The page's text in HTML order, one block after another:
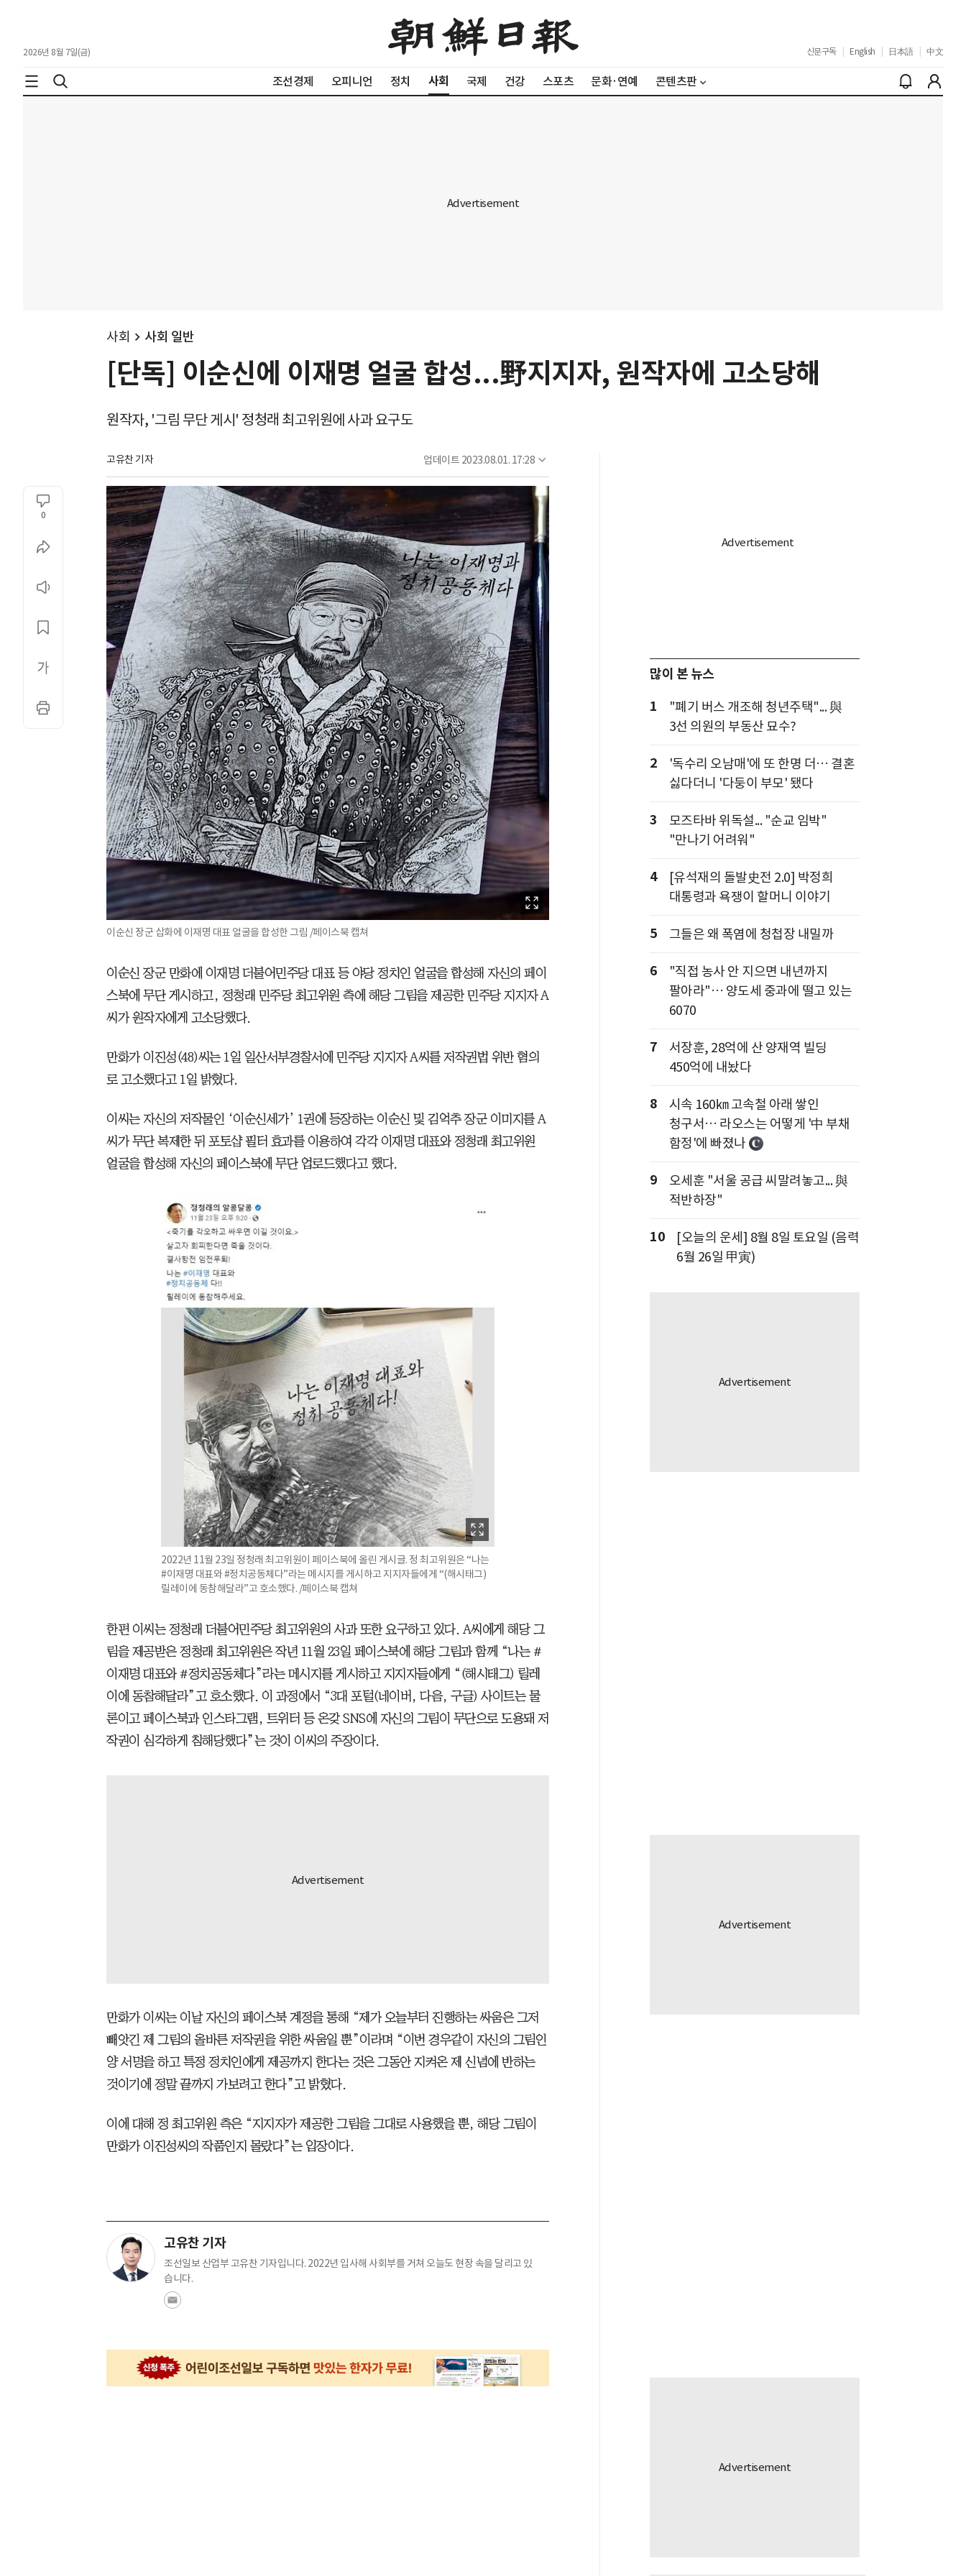
2026년 8월 7일(금) 신문구독 English 日本語 中文
조선경제 오피니언 정치 사회 국제 건강 스포츠 문화·연예 콘텐츠판
사회 사회 일반
[단독] 이순신에 이재명 얼굴 합성...野지지자, 원작자에 고소당해
원작자, '그림 무단 게시' 정청래 최고위원에 사과 요구도
고유찬 기자 업데이트 2023.08.01. 17:28
0
이순신 장군 삽화에 이재명 대표 얼굴을 합성한 그림 /페이스북 캡쳐
이순신 장군 만화에 이재명 더불어민주당 대표 등 야당 정치인 얼굴을 합성해 자신의 페이
스북에 무단 게시하고, 정청래 민주당 최고위원 측에 해당 그림을 제공한 민주당 지지자 A
씨가 원작자에게 고소당했다.
만화가 이진성(48)씨는 1일 일산서부경찰서에 민주당 지지자 A씨를 저작권법 위반 혐의
로 고소했다고 1일 밝혔다.
이씨는 자신의 저작물인 ‘이순신세가’ 1권에 등장하는 이순신 및 김억추 장군 이미지를 A
씨가 무단 복제한 뒤 포토샵 필터 효과를 이용하여 각각 이재명 대표와 정청래 최고위원
얼굴을 합성해 자신의 페이스북에 무단 업로드했다고 했다.
2022년 11월 23일 정청래 최고위원이 페이스북에 올린 게시글. 정 최고위원은 “나는
#이재명 대표와 #정치공동체다”라는 메시지를 게시하고 지지자들에게 “(해시태그)
릴레이에 동참해달라”고 호소했다. /페이스북 캡쳐
한편 이씨는 정청래 더불어민주당 최고위원의 사과 또한 요구하고 있다. A씨에게 해당 그
림을 제공받은 정청래 최고위원은 작년 11월 23일 페이스북에 해당 그림과 함께 “나는 #
이재명 대표와 #정치공동체다”라는 메시지를 게시하고 지지자들에게 “(해시태그) 릴레
이에 동참해달라”고 호소했다. 이 과정에서 “3대 포털(네이버, 다음, 구글) 사이트는 물
론이고 페이스북과 인스타그램, 트위터 등 온갖 SNS에 자신의 그림이 무단으로 도용돼 저
작권이 심각하게 침해당했다”는 것이 이씨의 주장이다.
만화가 이씨는 이날 자신의 페이스북 계정을 통해 “제가 오늘부터 진행하는 싸움은 그저
빼앗긴 제 그림의 올바른 저작권을 위한 싸움일 뿐”이라며 “이번 경우같이 자신의 그림인
양 서명을 하고 특정 정치인에게 제공까지 한다는 것은 그동안 지켜온 제 신념에 반하는
것이기에 정말 끝까지 가보려고 한다”고 밝혔다.
이에 대해 정 최고위원 측은 “지지자가 제공한 그림을 그대로 사용했을 뿐, 해당 그림이
만화가 이진성씨의 작품인지 몰랐다”는 입장이다.
고유찬 기자
조선일보 산업부 고유찬 기자입니다. 2022년 입사해 사회부를 거쳐 오늘도 현장 속을 달리고 있
습니다.
많이 본 뉴스
1
"폐기 버스 개조해 청년주택"... 與
3선 의원의 부동산 묘수?
2
'독수리 오남매'에 또 한명 더… 결혼
싫다더니 '다둥이 부모' 됐다
3
모즈타바 위독설... "순교 임박"
"만나기 어려워"
4
[유석재의 돌발史전 2.0] 박정희
대통령과 욕쟁이 할머니 이야기
5 그들은 왜 폭염에 청첩장 내밀까
6
"직접 농사 안 지으면 내년까지
팔아라"… 양도세 중과에 떨고 있는
6070
7
서장훈, 28억에 산 양재역 빌딩
450억에 내놨다
8
시속 160㎞ 고속철 아래 쌓인
청구서… 라오스는 어떻게 '中 부채
함정'에 빠졌나
9
오세훈 "서울 공급 씨말려놓고... 與
적반하장"
10
[오늘의 운세] 8월 8일 토요일 (음력
6월 26일 甲寅)